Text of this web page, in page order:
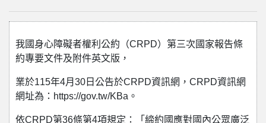
我國身心障礙者權利公約（CRPD）第三次國家報告條
約專要文件及附件英文版，
業於115年4月30日公告於CRPD資訊網，CRPD資訊網
網址為：https://gov.tw/KBa。
依CRPD第36條第4項規定：「締約國應對國內公眾廣泛